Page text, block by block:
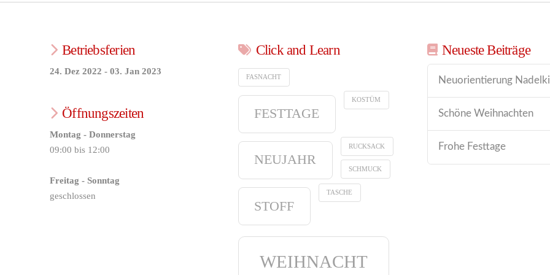
Betriebsferien
24. Dez 2022 - 03. Jan 2023
Öffnungszeiten
Montag - Donnerstag
09:00 bis 12:00
Freitag - Sonntag
geschlossen
Click and Learn
FASNACHT
FESTTAGE
KOSTÜM
NEUJAHR
RUCKSACK
SCHMUCK
STOFF
TASCHE
WEIHNACHT
Neueste Beiträge
Neuorientierung
Schöne Weihnachten
Frohe Festtage